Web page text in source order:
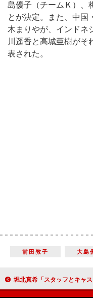
島優子（チームＫ）、
とが決定。また、中国
木まりやが、インドネ
川遥香と高城亜樹がそ
表された。
前田敦子 大島
堀北真希「スタッフとキャスト、視聴者に感謝」 「梅ちゃん先生」がクランク